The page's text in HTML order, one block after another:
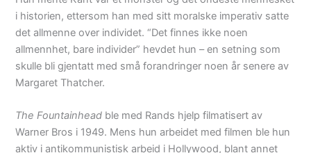
i historien, ettersom han med sitt moralske imperativ satte
det allmenne over individet. “Det finnes ikke noen
allmennhet, bare individer” hevdet hun – en setning som
skulle bli gjentatt med små forandringer noen år senere av
Margaret Thatcher.
The Fountainhead ble med Rands hjelp filmatisert av
Warner Bros i 1949. Mens hun arbeidet med filmen ble hun
aktiv i antikommunistisk arbeid i Hollywood, blant annet